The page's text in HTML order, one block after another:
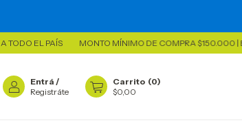
EL PAÍS MONTO MÍNIMO DE COMPRA $150.000 |
Entrá /
Registráte
Carrito (0)
$0,00